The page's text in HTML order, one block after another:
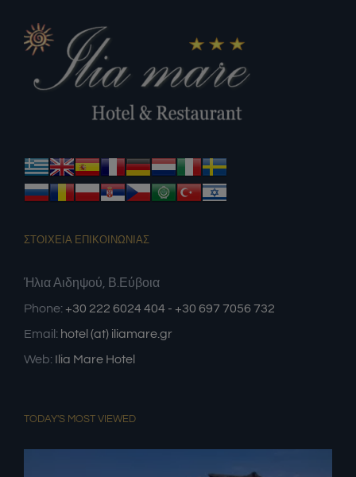
ΣΤΟΙΧΕΙΑ ΕΠΙΚΟΙΝΩΝΙΑΣ
Ήλια Αιδηψού, Β.Εύβοια
Phone: +30 222 6024 404 - +30 697 7056 732
Email: hotel (at) iliamare.gr
Web: Ilia Mare Hotel
TODAY'S MOST VIEWED